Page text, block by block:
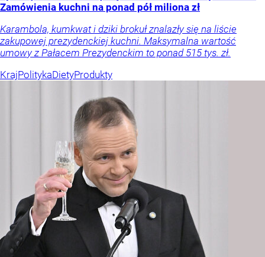
Zamówienia kuchni na ponad pół miliona zł
Karambola, kumkwat i dziki brokuł znalazły się na liście
zakupowej prezydenckiej kuchni. Maksymalna wartość
umowy z Pałacem Prezydenckim to ponad 515 tys. zł.
KrajPolitykaDietyProdukty